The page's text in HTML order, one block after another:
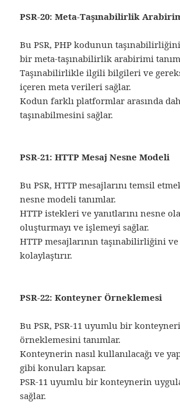
PSR-20: Meta-Taşınabilirlik
Bu PSR, PHP kodunun
bir meta-taşınabilirlik arabirimi
Taşınabilirlikle ilgili bilgileri ve
içeren meta verileri sağlar.
Kodun farklı platformlar arasında
taşınabilmesini sağlar.
PSR-21: HTTP Mesaj Nesne Modeli
Bu PSR, HTTP mesajlarını temsil
nesne modeli tanımlar.
HTTP istekleri ve yanıtlarını nesne
oluşturmayı ve işlemeyi sağlar.
HTTP mesajlarının taşınabilirliğini
kolaylaştırır.
PSR-22: Konteyner Örneklemesi
Bu PSR, PSR-11 uyumlu bir
örneklemesini tanımlar.
Konteynerin nasıl kullanılacağı ve
gibi konuları kapsar.
PSR-11 uyumlu bir konteynerin
sağlar.